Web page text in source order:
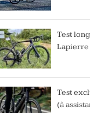
Test
Lapierre
Test
(à